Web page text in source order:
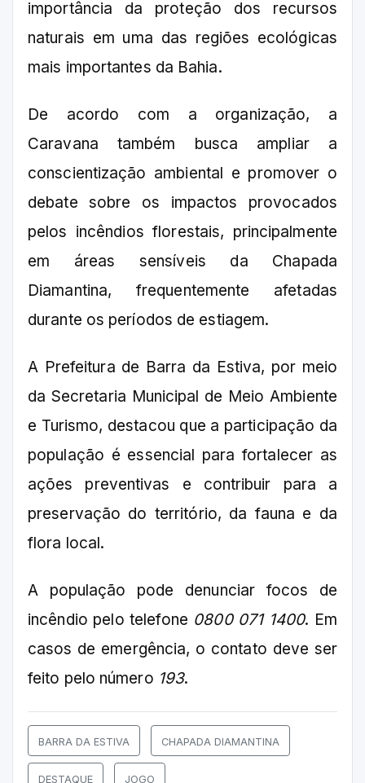
importância da proteção dos recursos
naturais em uma das regiões ecológicas
mais importantes da Bahia.
De acordo com a organização, a
Caravana também busca ampliar a
conscientização ambiental e promover o
debate sobre os impactos provocados
pelos incêndios florestais, principalmente
em áreas sensíveis da Chapada
Diamantina, frequentemente afetadas
durante os períodos de estiagem.
A Prefeitura de Barra da Estiva, por meio
da Secretaria Municipal de Meio Ambiente
e Turismo, destacou que a participação da
população é essencial para fortalecer as
ações preventivas e contribuir para a
preservação do território, da fauna e da
flora local.
A população pode denunciar focos de
incêndio pelo telefone 0800 071 1400. Em
casos de emergência, o contato deve ser
feito pelo número 193.
BARRA DA ESTIVA CHAPADA DIAMANTINA
DESTAQUE JOGO